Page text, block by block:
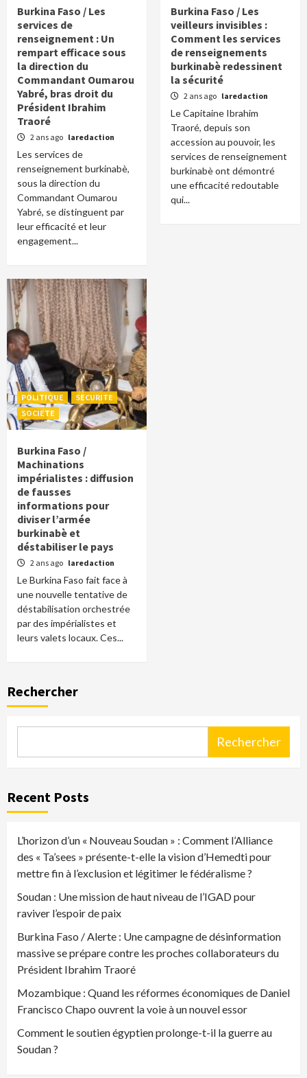
Burkina Faso / Les
services de
renseignement : Un
rempart efficace sous
la direction du
Commandant Oumarou
Yabré, bras droit du
Président Ibrahim
Traoré
2 ans ago laredaction
Les services de
renseignement burkinabè,
sous la direction du
Commandant Oumarou
Yabré, se distinguent par
leur efficacité et leur
engagement...
Burkina Faso / Les
veilleurs invisibles :
Comment les services
de renseignements
burkinabè redessinent
la sécurité
2 ans ago laredaction
Le Capitaine Ibrahim
Traoré, depuis son
accession au pouvoir, les
services de renseignement
burkinabè ont démontré
une efficacité redoutable
qui...
POLITIQUE
SECURITE
SOCIETE
Burkina Faso /
Machinations
impérialistes : diffusion
de fausses
informations pour
diviser l’armée
burkinabè et
déstabiliser le pays
2 ans ago laredaction
Le Burkina Faso fait face à
une nouvelle tentative de
déstabilisation orchestrée
par des impérialistes et
leurs valets locaux. Ces...
Rechercher
Rechercher
Recent Posts
L’horizon d’un « Nouveau Soudan » : Comment l’Alliance
des « Ta’sees » présente-t-elle la vision d’Hemedti pour
mettre fin à l’exclusion et légitimer le fédéralisme ?
Soudan : Une mission de haut niveau de l’IGAD pour
raviver l’espoir de paix
Burkina Faso / Alerte : Une campagne de désinformation
massive se prépare contre les proches collaborateurs du
Président Ibrahim Traoré
Mozambique : Quand les réformes économiques de Daniel
Francisco Chapo ouvrent la voie à un nouvel essor
Comment le soutien égyptien prolonge-t-il la guerre au
Soudan ?